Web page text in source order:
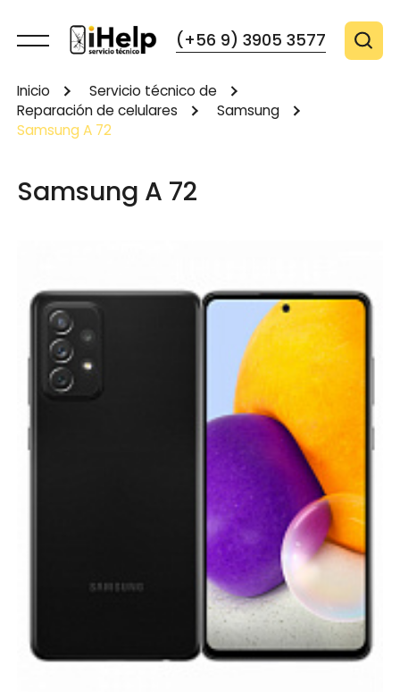
(+56 9) 3905 3577
Inicio
Servicio técnico de
Reparación de celulares
Samsung
Samsung A 72
Samsung A 72